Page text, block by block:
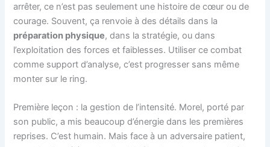
arrêter, ce n’est pas seulement une histoire de cœur ou de
courage. Souvent, ça renvoie à des détails dans la
préparation physique, dans la stratégie, ou dans
l’exploitation des forces et faiblesses. Utiliser ce combat
comme support d’analyse, c’est progresser sans même
monter sur le ring.
Première leçon : la gestion de l’intensité. Morel, porté par
son public, a mis beaucoup d’énergie dans les premières
reprises. C’est humain. Mais face à un adversaire patient,